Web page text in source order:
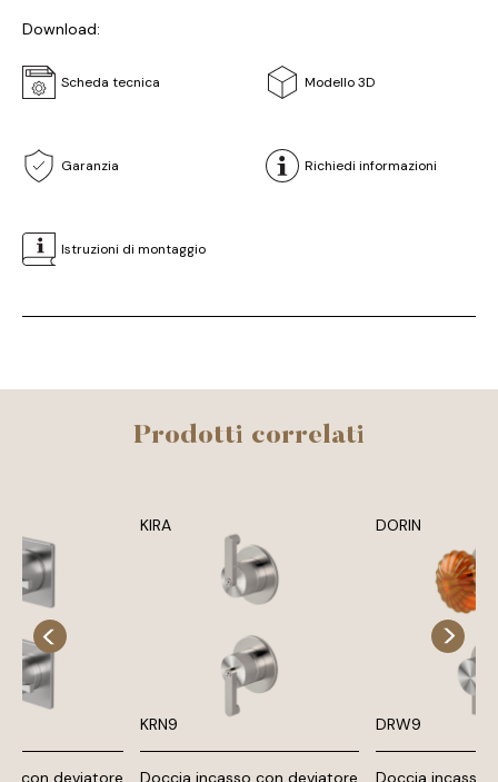
Download:
Scheda tecnica Modello 3D
Garanzia Richiedi informazioni
Istruzioni di montaggio
Prodotti correlati
con deviatore
KIRA
KRN9
Doccia incasso con deviatore
DORIN
DRW9
Doccia incasso